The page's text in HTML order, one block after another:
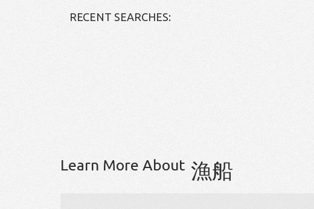
RECENT SEARCHES:
Learn More About 漁船